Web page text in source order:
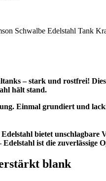
– stark und rostfrei!
hält stand.
Einmal grundiert und
bietet
ist die zuverlässige
blank